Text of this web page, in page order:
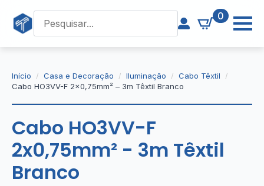
0
Início Casa e Decoração Iluminação
Cabo Têxtil
Cabo HO3VV-F 2×0,75mm² – 3m Têxtil Branco
Cabo HO3VV-F
2x0,75mm² - 3m Têxtil
Branco